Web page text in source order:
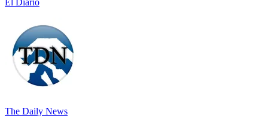
The Daily News